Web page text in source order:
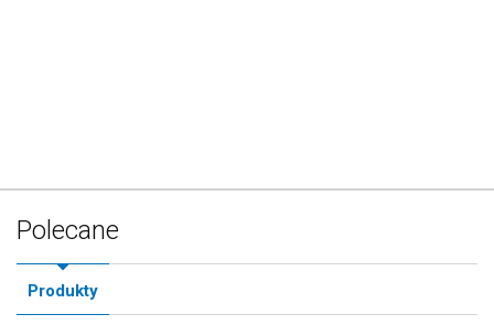
Polecane
Produkty